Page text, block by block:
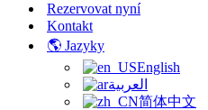
Rezervovat nyní
Kontakt
🌎 Jazyky
English
العربية
简体中文